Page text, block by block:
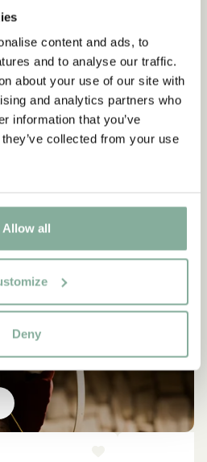
content and ads, to
and to analyse our traffic.
about your use of our site with
and analytics partners who
information that you’ve
collected from your use
Allow all
Deny